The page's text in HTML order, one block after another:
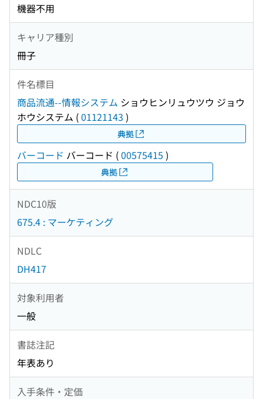
機器不用
キャリア種別
冊子
件名標目
商品流通--情報システム ショウヒンリュウツウ ジョウ
ホウシステム (01121143 )
典拠
バーコード バーコード (00575415 )
典拠
NDC10版
675.4 : マーケティング
NDLC
DH417
対象利用者
一般
書誌注記
年表あり
入手条件・定価